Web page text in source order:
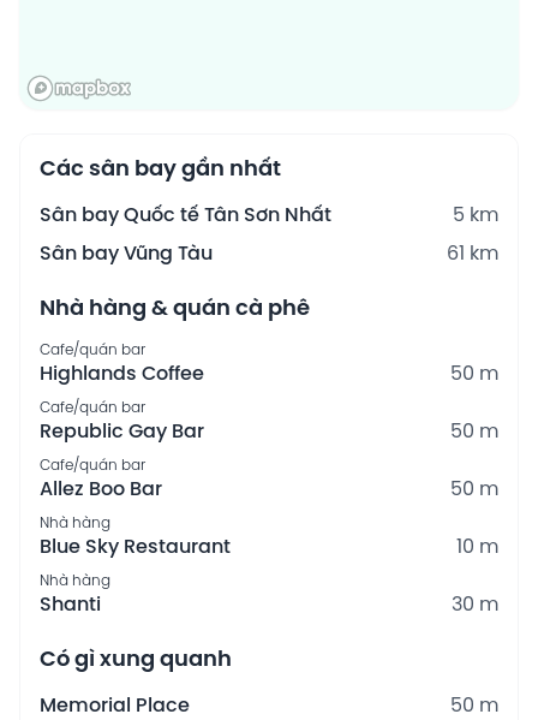
Các sân bay gần nhất
Sân bay Quốc tế Tân Sơn Nhất
5 km
Sân bay Vũng Tàu
61 km
Nhà hàng & quán cà phê
Cafe/quán bar
Highlands Coffee 50 m
Cafe/quán bar
Republic Gay Bar 50 m
Cafe/quán bar
Allez Boo Bar 50 m
Nhà hàng
Blue Sky Restaurant 10 m
Nhà hàng
Shanti 30 m
Có gì xung quanh
Memorial Place
50 m